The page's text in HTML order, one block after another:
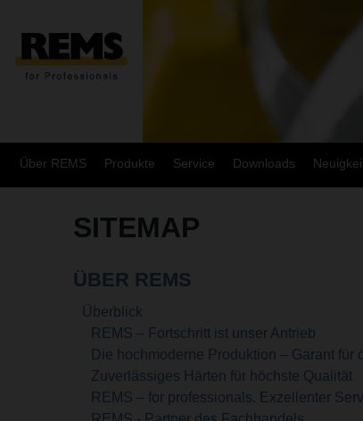
Über REMS Produkte Service Downloads
SITEMAP
ÜBER REMS
Überblick
REMS – Fortschritt ist unser Antrieb
Die hochmoderne Produktion – Garant für
Zuverlässiges Härten für höchste Qualität
REMS – for professionals. Exzellenter